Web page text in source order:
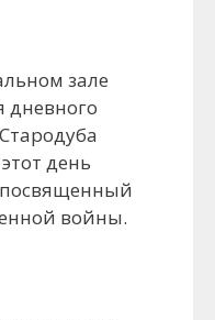
зале
дневного
день
войны.